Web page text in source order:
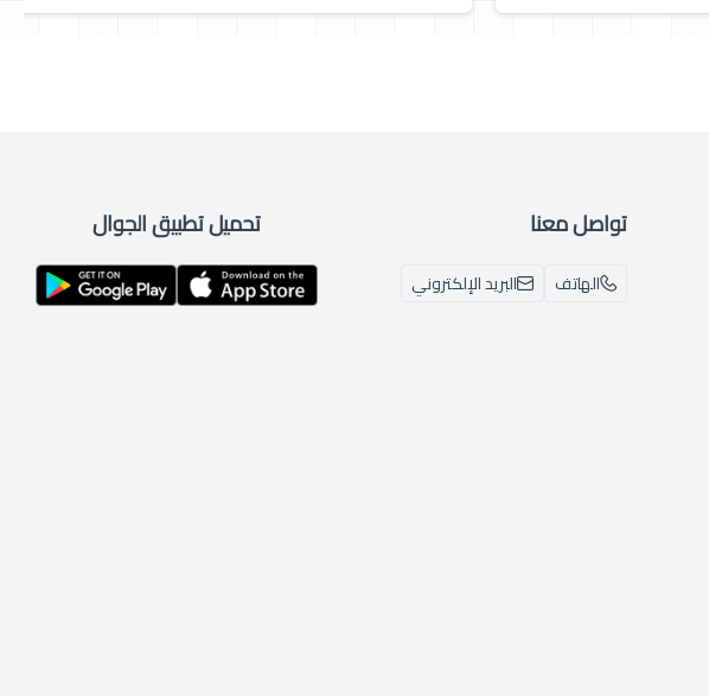
تواصل معنا
الهاتف البريد الإلكتروني
تحميل تطبيق الجوال